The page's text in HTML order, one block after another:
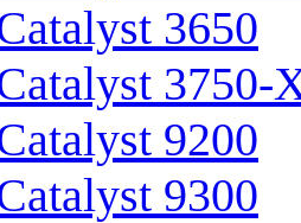
3650
3750-
9200
9300